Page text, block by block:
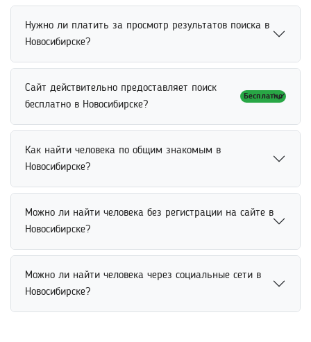
Нужно ли платить за просмотр результатов поиска в
Новосибирске?
Просмотр результатов поиска обычно доступен
бесплатно для базовой информации о человеке.
совпадениями и открытыми данными без оплаты.
Дополнительные функции, расширенные сведения или
подробные отчеты могут предоставляться в рамках
Сайт действительно предоставляет поиск
бесплатно в Новосибирске?
Бесплатно
Бесплатный поиск людей доступен для базовых
запросов и просмотра основной информации.
фамилии или другим параметрам без обязательной
оплаты. Некоторые дополнительные функции или
расширенные сведения могут предоставляться на
Как найти человека по общим знакомым в
Новосибирске?
Найти человека по общим знакомым можно через
социальные сети и списки друзей пользователей.
определить нужного человека и уточнить результаты
поиска. Это особенно полезно при недостатке точных
данных о пользователе.
Можно ли найти человека без регистрации на сайте в
Новосибирске?
Найти человека без регистрации на сайте можно через
открытые поисковые сервисы и базы данных. Многие
Можно ли найти человека через социальные сети в
Новосибирске?